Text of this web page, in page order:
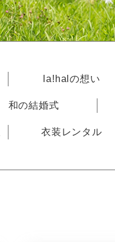
la!halの想い
和の結婚式
衣装レンタル